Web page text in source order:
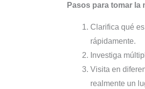
Pasos para tomar la
Clarifica qué
rápidamente.
Investiga
Visita en
realmente un